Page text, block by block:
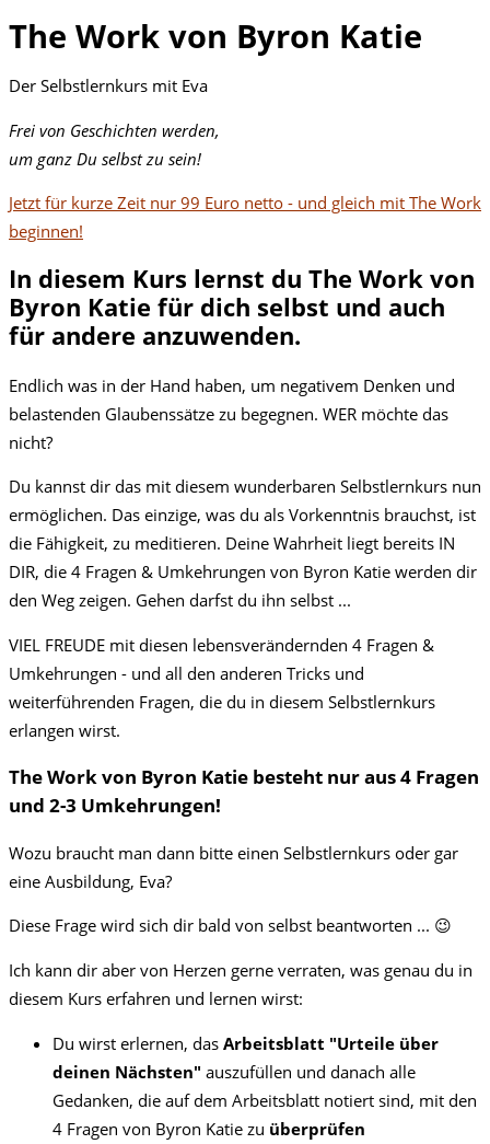
The Work von Byron Katie
Der Selbstlernkurs mit Eva
Frei von Geschichten werden,
um ganz Du selbstzu sein!
Jetzt für kurze Zeit nur 99 Euro netto - und gleich mit The Work
beginnen!
In diesem Kurs lernst du The Work von
Byron Katie für dich selbst und auch
für andere anzuwenden.
Endlich was in der Hand haben, um negativem Denken und
belastenden Glaubenssätze zu begegnen. WER möchte das
nicht?
Du kannst dir das mit diesem wunderbaren Selbstlernkurs nun
ermöglichen. Das einzige, was du als Vorkenntnis brauchst, ist
die Fähigkeit, zu meditieren. Deine Wahrheit liegt bereits IN
DIR, die 4 Fragen & Umkehrungen von Byron Katie werden dir
den Weg zeigen. Gehen darfst du ihn selbst ...
VIEL FREUDE mit diesen lebensverändernden 4 Fragen &
Umkehrungen - und all den anderen Tricks und
weiterführenden Fragen, die du in diesem Selbstlernkurs
erlangen wirst.
The Work von Byron Katie besteht nur aus 4 Fragen
und 2-3 Umkehrungen!
Wozu braucht man dann bitte einen Selbstlernkurs oder gar
eine Ausbildung, Eva?
Diese Frage wird sich dir bald von selbst beantworten ... 😉
Ich kann dir aber von Herzen gerne verraten, was genau du in
diesem Kurs erfahren und lernen wirst:
Du wirst erlernen, das Arbeitsblatt "Urteile über
deinen Nächsten" auszufüllen und danach alle
Gedanken, die auf dem Arbeitsblatt notiert sind, mit den
4 Fragen von Byron Katie zu überprüfen